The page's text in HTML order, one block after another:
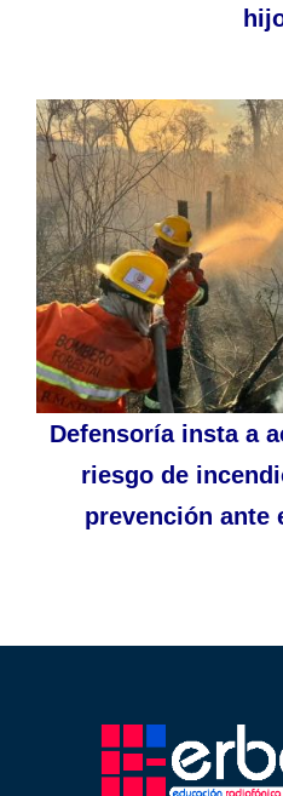
Defensoría insta a
riesgo de
prevención ante